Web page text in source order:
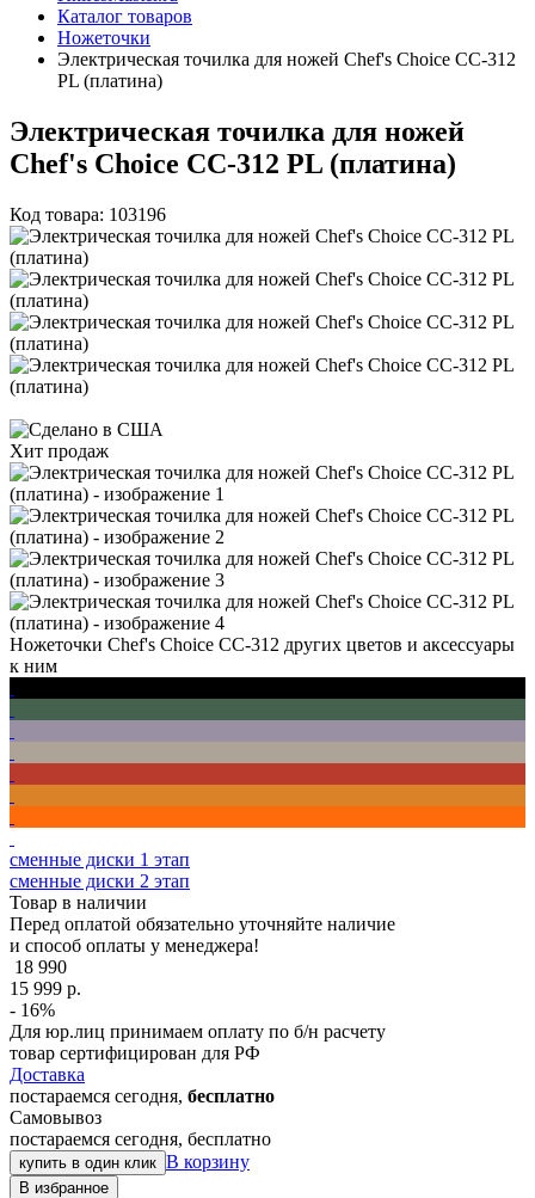
Каталог товаров
Ножеточки
Электрическая точилка для ножей Chef's Choice CC-312
PL (платина)
Электрическая точилка для ножей
Chef's Choice CC-312 PL (платина)
Код товара: 103196
Хит продаж
Ножеточки Chef's Choice CC-312 других цветов и аксессуары
к ним
сменные диски 1 этап
сменные диски 2 этап
Товар в наличии
Перед оплатой обязательно уточняйте наличие
и способ оплаты у менеджера!
18 990
15 999 р.
- 16%
Для юр.лиц принимаем оплату по б/н расчету
товар сертифицирован для РФ
Доставка
постараемся сегодня, бесплатно
Самовывоз
постараемся сегодня, бесплатно
купить в один клик В корзину
В избранное